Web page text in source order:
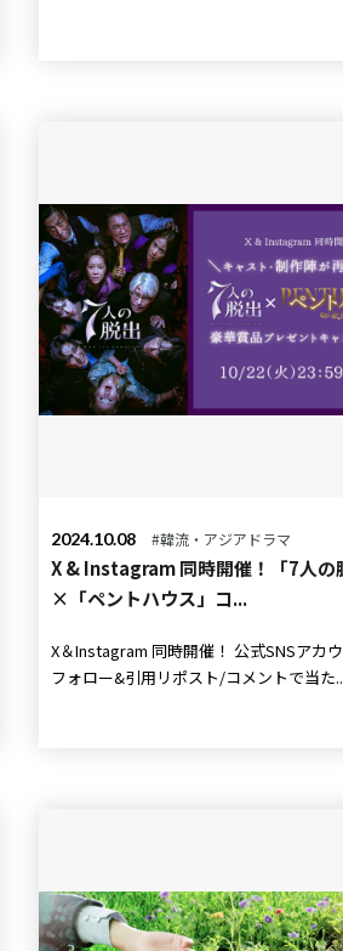
2024.10.08 #韓流・アジアドラマ
X & Instagram 同時開催！「7人の
×「ペントハウス」コ...
X＆Instagram 同時開催！ 公式SNSアカウント を
フォロー&引用リポスト/コメントで当た